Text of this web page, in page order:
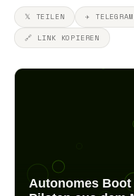
𝕏 TEILEN ✈ TELEGRAM
🔗 LINK KOPIEREN